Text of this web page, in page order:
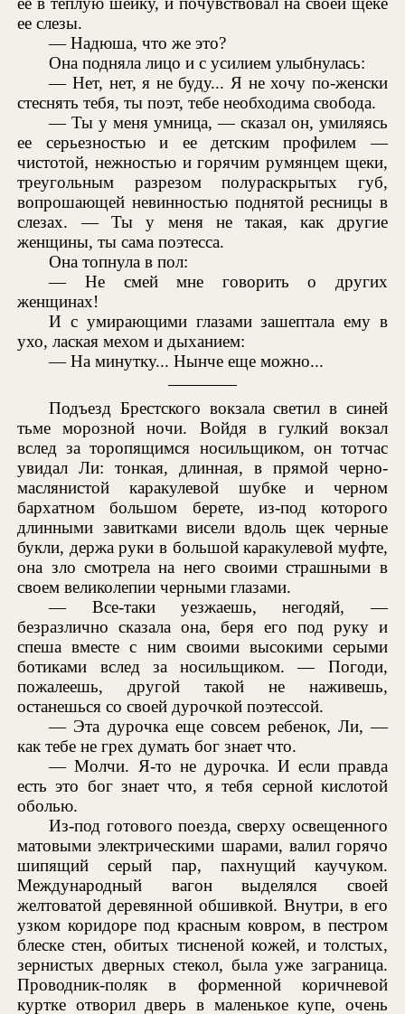
ее слезы.
— Надюша, что же это?
Она подняла лицо и с усилием улыбнулась:
— Нет, нет, я не буду... Я не хочу по-женски
стеснять тебя, ты поэт, тебе необходима свобода.
— Ты у меня умница, — сказал он, умиляясь
ее серьезностью и ее детским профилем —
чистотой, нежностью и горячим румянцем щеки,
треугольным разрезом полураскрытых губ,
вопрошающей невинностью поднятой ресницы в
слезах. — Ты у меня не такая, как другие
женщины, ты сама поэтесса.
Она топнула в пол:
— Не смей мне говорить о других
женщинах!
И с умирающими глазами зашептала ему в
ухо, лаская мехом и дыханием:
— На минутку... Нынче еще можно...
Подъезд Брестского вокзала светил в синей
тьме морозной ночи. Войдя в гулкий вокзал
вслед за торопящимся носильщиком, он тотчас
увидал Ли: тонкая, длинная, в прямой черно-
маслянистой каракулевой шубке и черном
бархатном большом берете, из-под которого
длинными завитками висели вдоль щек черные
букли, держа руки в большой каракулевой муфте,
она зло смотрела на него своими страшными в
своем великолепии черными глазами.
— Все-таки уезжаешь, негодяй, —
безразлично сказала она, беря его под руку и
спеша вместе с ним своими высокими серыми
ботиками вслед за носильщиком. — Погоди,
пожалеешь, другой такой не наживешь,
останешься со своей дурочкой поэтессой.
— Эта дурочка еще совсем ребенок, Ли, —
как тебе не грех думать бог знает что.
— Молчи. Я-то не дурочка. И если правда
есть это бог знает что, я тебя серной кислотой
оболью.
Из-под готового поезда, сверху освещенного
матовыми электрическими шарами, валил горячо
шипящий серый пар, пахнущий каучуком.
Международный вагон выделялся своей
желтоватой деревянной обшивкой. Внутри, в его
узком коридоре под красным ковром, в пестром
блеске стен, обитых тисненой кожей, и толстых,
зернистых дверных стекол, была уже заграница.
Проводник-поляк в форменной коричневой
куртке отворил дверь в маленькое купе, очень